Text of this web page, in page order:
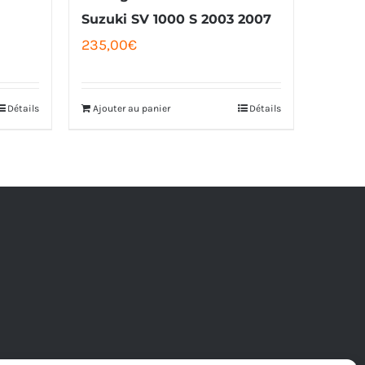
Détails
Suzuki SV 1000 S 2003 2007
235,00€
Ajouter au panier Détails